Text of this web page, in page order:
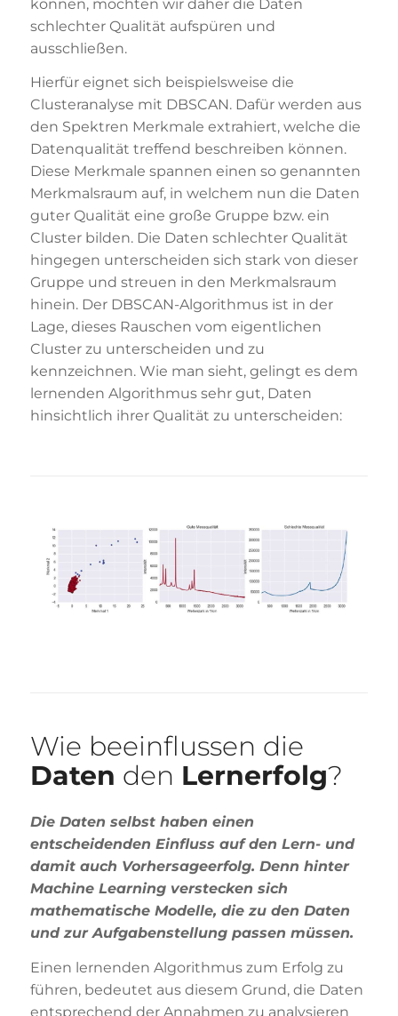
können, möchten wir daher die Daten
schlechter Qualität aufspüren und
ausschließen.
Hierfür eignet sich beispielsweise die
Clusteranalyse mit DBSCAN. Dafür werden aus
den Spektren Merkmale extrahiert, welche die
Datenqualität treffend beschreiben können.
Diese Merkmale spannen einen so genannten
Merkmalsraum auf, in welchem nun die Daten
guter Qualität eine große Gruppe bzw. ein
Cluster bilden. Die Daten schlechter Qualität
hingegen unterscheiden sich stark von dieser
Gruppe und streuen in den Merkmalsraum
hinein. Der DBSCAN-Algorithmus ist in der
Lage, dieses Rauschen vom eigentlichen
Cluster zu unterscheiden und zu
kennzeichnen. Wie man sieht, gelingt es dem
lernenden Algorithmus sehr gut, Daten
hinsichtlich ihrer Qualität zu unterscheiden:
Wie beeinflussen die
Daten den Lernerfolg?
Die Daten selbst haben einen
entscheidenden Einfluss auf den Lern- und
damit auch Vorhersageerfolg. Denn hinter
Machine Learning verstecken sich
mathematische Modelle, die zu den Daten
und zur Aufgabenstellung passen müssen.
Einen lernenden Algorithmus zum Erfolg zu
führen, bedeutet aus diesem Grund, die Daten
entsprechend der Annahmen zu analysieren